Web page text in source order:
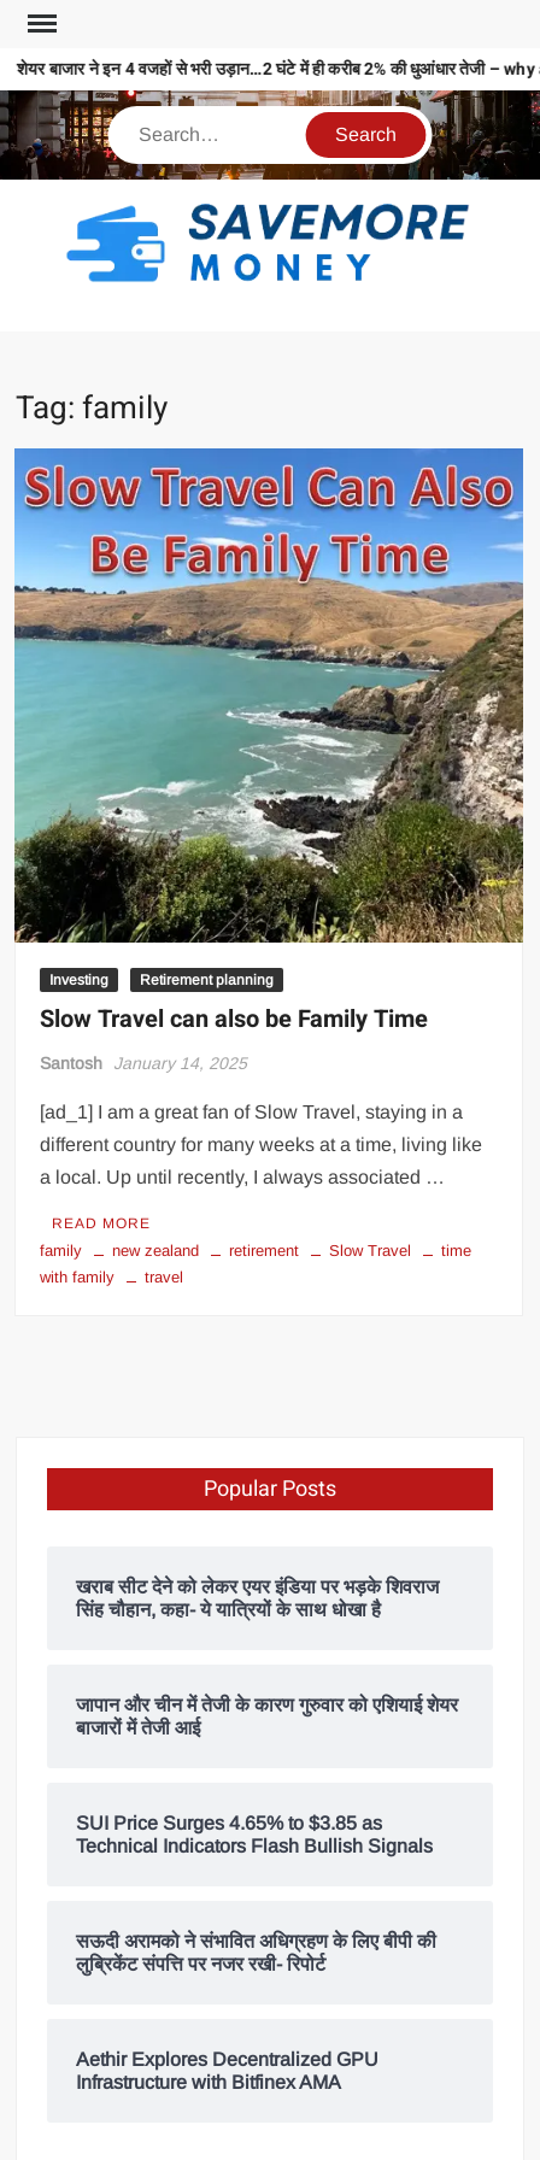
शेयर बाजार ने इन 4 वजहों से भरी उड़ान…2 घंटे में ही करीब 2% की धुआंधार
Tag:family
Investing Retirement planning
Slow Travel can also be Family Time
Santosh January 14, 2025
[ad_1] I am a great fan of Slow Travel, staying in a
different country for many weeks at a time, living like
a local. Up until recently, I always associated …
READ MORE
family new zealand retirement Slow Travel
time
with family
travel
Popular Posts
खराब सीट देने को लेकर एयर इंडिया पर भड़के शिवराज
सिंह चौहान, कहा- ये यात्रियों के साथ धोखा है
जापान और चीन में तेजी के कारण गुरुवार को एशियाई शेयर
बाजारों में तेजी आई
SUI Price Surges 4.65% to $3.85 as
Technical Indicators Flash Bullish Signals
सऊदी अरामको ने संभावित अधिग्रहण के लिए बीपी की
लुब्रिकेंट संपत्ति पर नजर रखी- रिपोर्ट
Aethir Explores Decentralized GPU
Infrastructure with Bitfinex AMA